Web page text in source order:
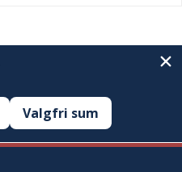
Valgfri sum